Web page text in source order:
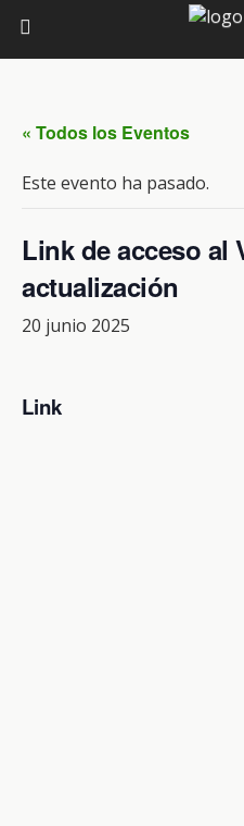
« Todos los Eventos
Este evento ha pasado.
Link de acceso al
actualización
20 junio 2025
Link